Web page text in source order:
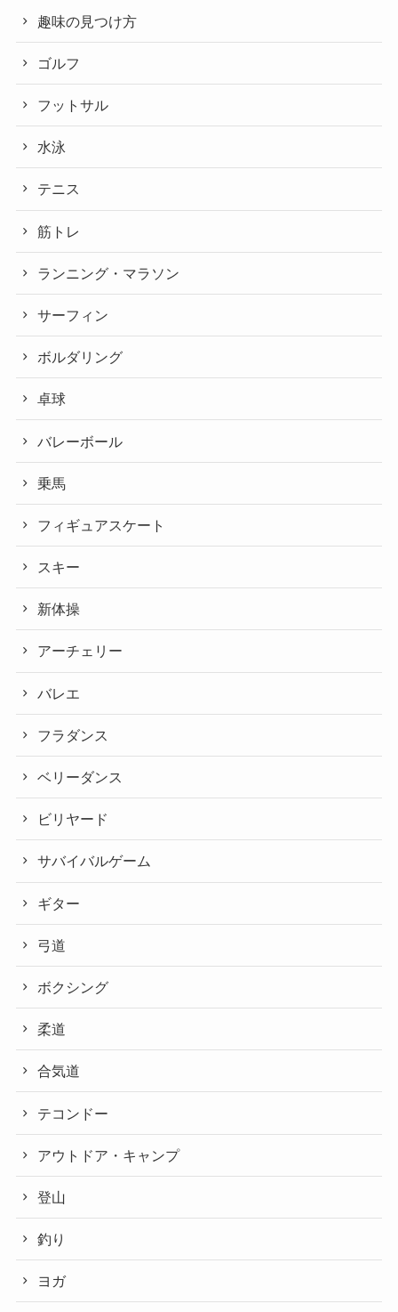
趣味の見つけ方
ゴルフ
フットサル
水泳
テニス
筋トレ
ランニング・マラソン
サーフィン
ボルダリング
卓球
バレーボール
乗馬
フィギュアスケート
スキー
新体操
アーチェリー
バレエ
フラダンス
ベリーダンス
ビリヤード
サバイバルゲーム
ギター
弓道
ボクシング
柔道
合気道
テコンドー
アウトドア・キャンプ
登山
釣り
ヨガ